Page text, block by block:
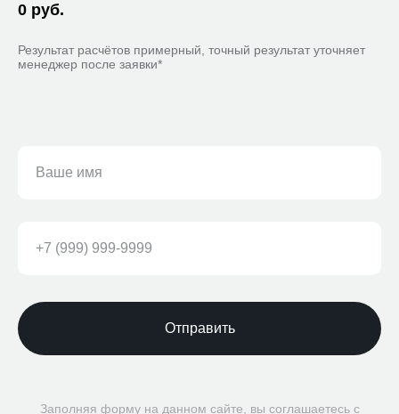
0 руб.
Результат расчётов примерный, точный результат уточняет
менеджер после заявки*
Отправить
Заполняя форму на данном сайте, вы соглашаетесь с